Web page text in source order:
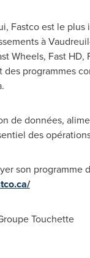
Fastco est le
à
Wheels, Fast
des programmes
.
de données,
des
son programme
Touchette